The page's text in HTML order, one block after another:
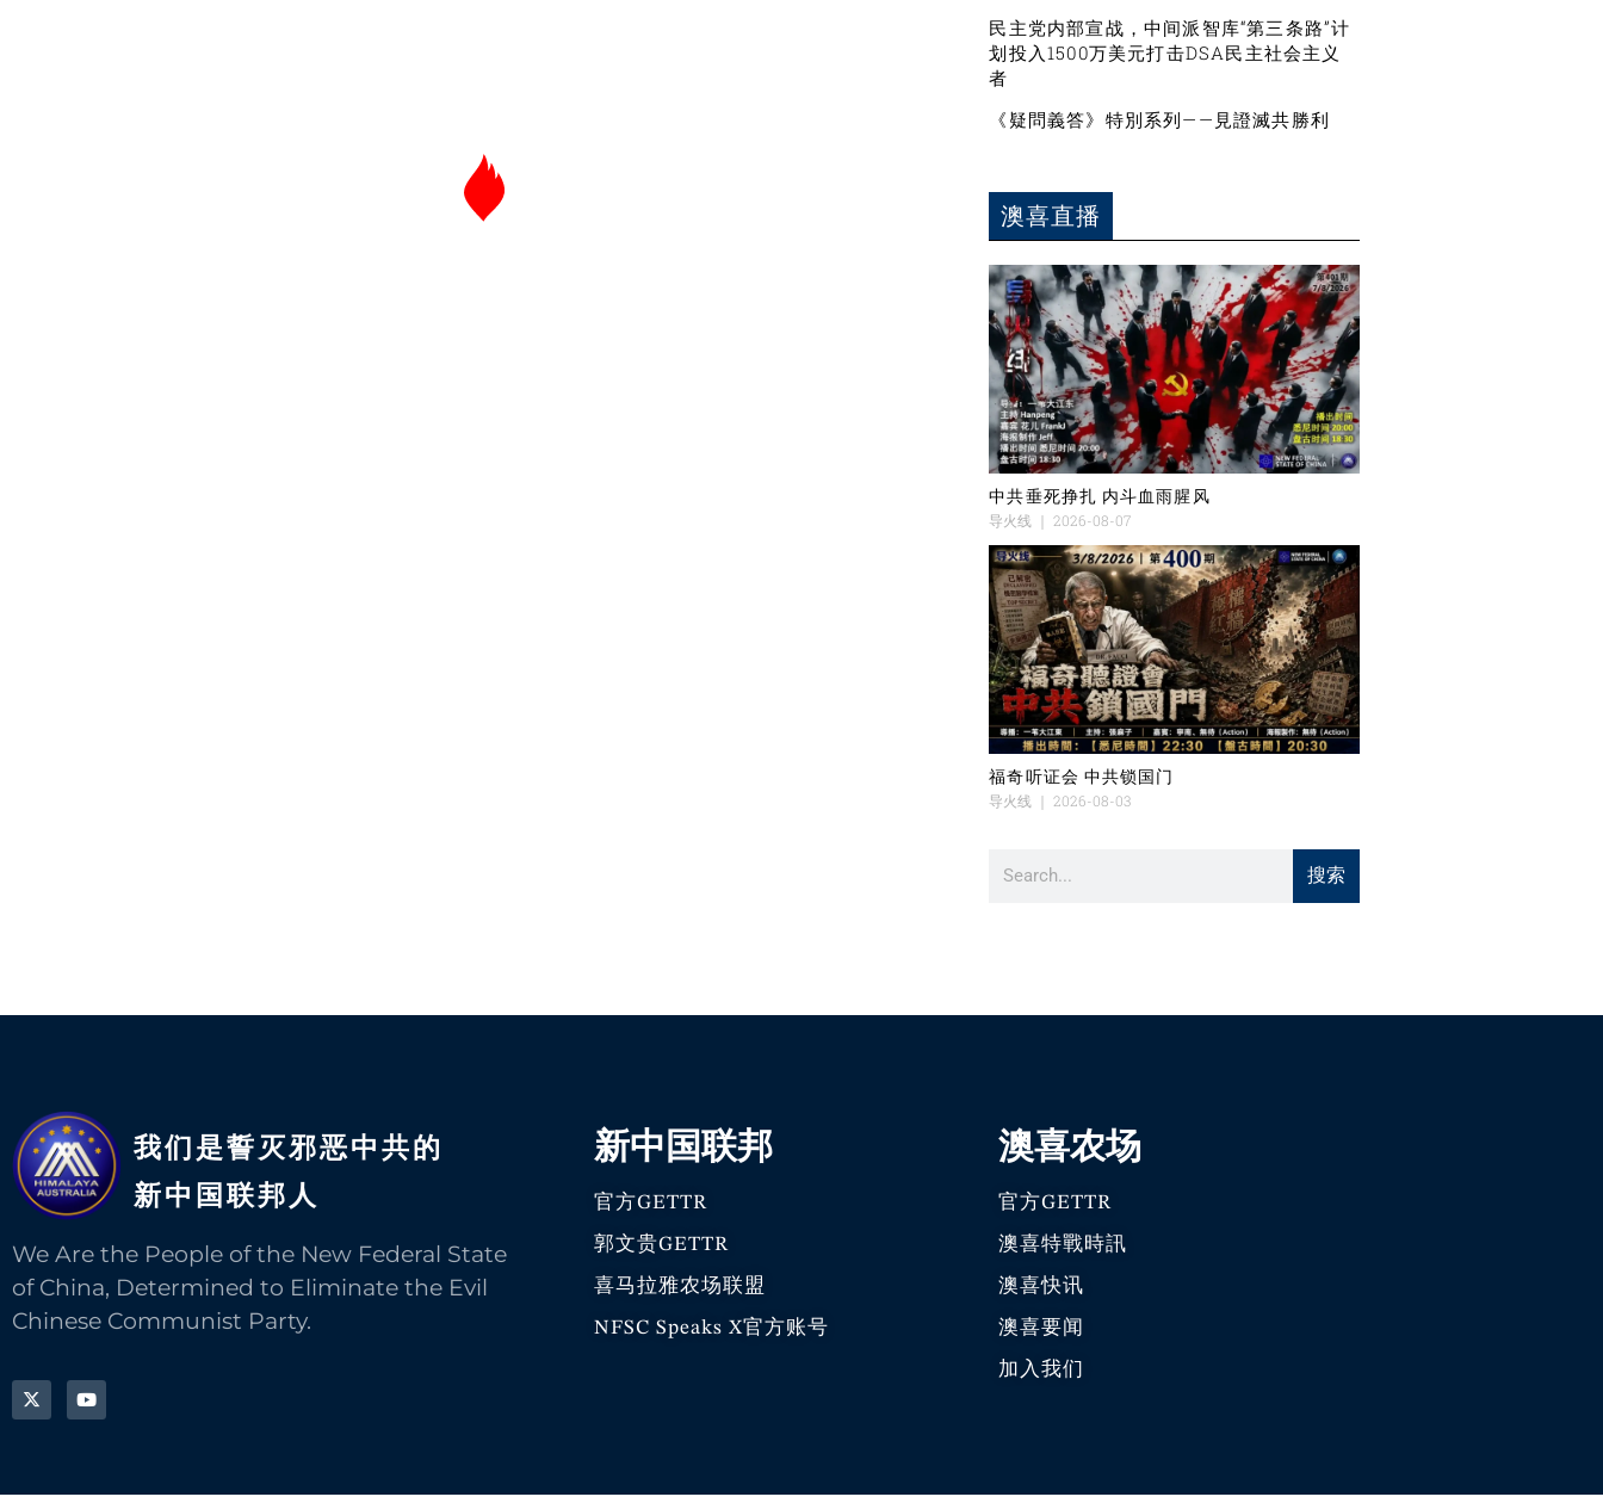
民主党内部宣战，中间派智库“第三条路”计
划投入1500万美元打击DSA民主社会主义
者
《疑問義答》特別系列——見證滅共勝利
澳喜直播
中共垂死挣扎 内斗血雨腥风
导火线
2026-08-07
福奇听证会 中共锁国门
导火线
2026-08-03
搜索
我们是誓灭邪恶中共的
新中国联邦人​
We Are the People of the New Federal State
of China, Determined to Eliminate the Evil
Chinese Communist Party.
新中国联邦
官方GETTR
郭文贵GETTR
喜马拉雅农场联盟
NFSC Speaks X官方账号
澳喜农场
官方GETTR
澳喜特戰時訊
澳喜快讯
澳喜要闻
加入我们